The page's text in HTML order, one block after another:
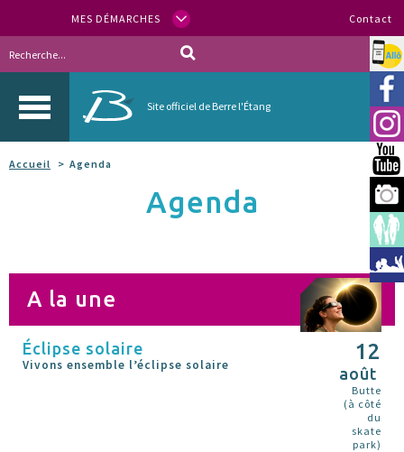
MES DÉMARCHES Contact
Site officiel de Berre l'Étang
Allo
Accueil Agenda
Agenda
A la une
Éclipse solaire
Vivons ensemble l’éclipse solaire
12
août
Butte
(à côté
du
skate
park)